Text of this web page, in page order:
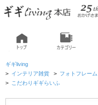
ギギliving
> インテリア雑貨 > フォトフレーム
> こだわりギギらいふ